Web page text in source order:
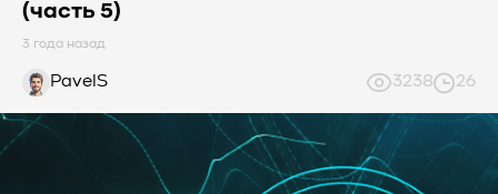
(часть 5)
3 года назад
PavelS 3238 26